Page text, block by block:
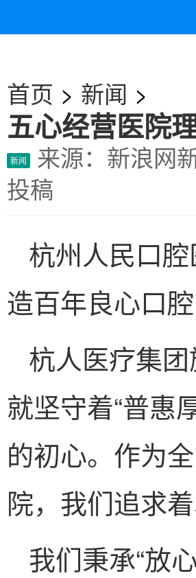
首页 > 新闻 >
五心经营医院
新闻 来源：新浪网
投稿
杭州人民口
造百年良心口
杭人医疗集
就坚守着“普惠
的初心。作为
院，我们追求
我们秉承“放